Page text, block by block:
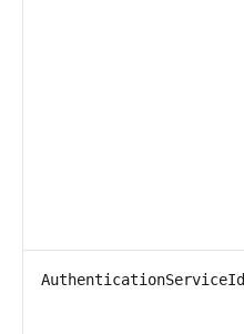
AuthenticationServiceId